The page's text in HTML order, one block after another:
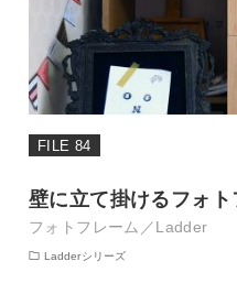
FILE 84
壁に立て掛けるフォト
フォトフレーム／Ladder
Ladderシリーズ